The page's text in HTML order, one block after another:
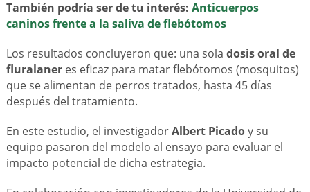
También podría ser de tu interés: Anticuerpos
caninos frente a la saliva de flebótomos
Los resultados concluyeron que: una sola dosis oral de
fluralaneres eficaz para matar flebótomos (mosquitos)
que se alimentan de perros tratados, hasta 45 días
después del tratamiento.
En este estudio, el investigadorAlbert Picadoy su
equipo pasaron del modelo al ensayo para evaluar el
impacto potencial de dicha estrategia.